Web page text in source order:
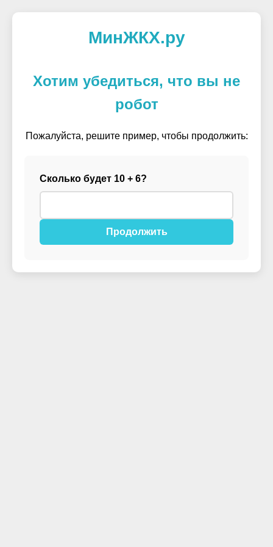
МинЖКХ.ру
Хотим убедиться, что вы не
робот
Пожалуйста, решите пример, чтобы продолжить:
Сколько будет 10 + 6?
Продолжить